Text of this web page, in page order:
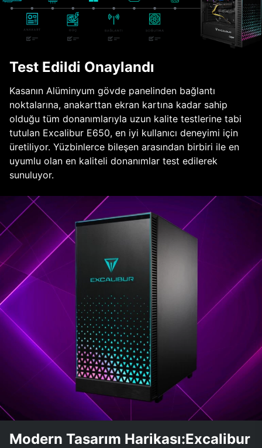
Test Edildi Onaylandı
Kasanın Alüminyum gövde panelinden bağlantı
noktalarına, anakarttan ekran kartına kadar sahip
olduğu tüm donanımlarıyla uzun kalite testlerine tabi
tutulan Excalibur E650, en iyi kullanıcı deneyimi için
üretiliyor. Yüzbinlerce bileşen arasından birbiri ile en
uyumlu olan en kaliteli donanımlar test edilerek
sunuluyor.
Modern Tasarım Harikası:Excalibur